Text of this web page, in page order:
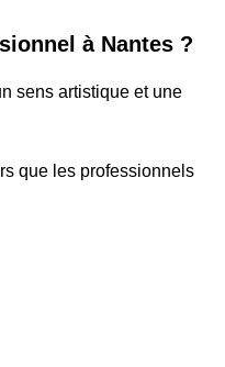
à Nantes ?
sens artistique et une
que les professionnels